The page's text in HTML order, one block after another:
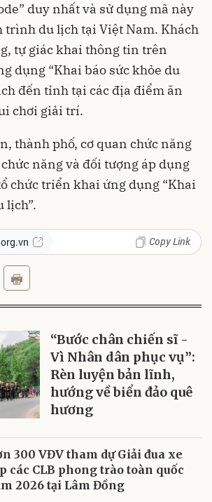
duy nhất và sử dụng mã này
trình du lịch tại Việt Nam. Khách
tự giác khai thông tin trên
dụng “Khai báo sức khỏe du
đến tỉnh tại các địa điểm ăn
chơi giải trí.
thành phố, cơ quan chức năng
năng và đối tượng áp dụng
chức triển khai ứng dụng “Khai
lịch”.
Copy Link
“Bước chân chiến sĩ -
Vì Nhân dân phục vụ”:
Rèn luyện bản lĩnh,
hướng về biển đảo quê
hương
300 VĐV tham dự Giải đua xe
các CLB phong trào toàn quốc
2026 tại Lâm Đồng